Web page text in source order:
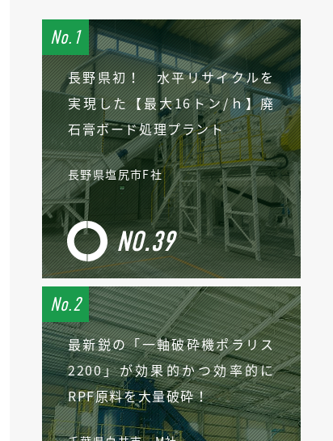
長野県初！ 水平リサイクルを
実現した【最大16トン/ｈ】廃
石膏ボード処理プラント
長野県塩尻市F社
NO.39
最新鋭の「一軸破砕機ポラリス
2200」が効果的かつ効率的に
RPF原料を大量破砕！